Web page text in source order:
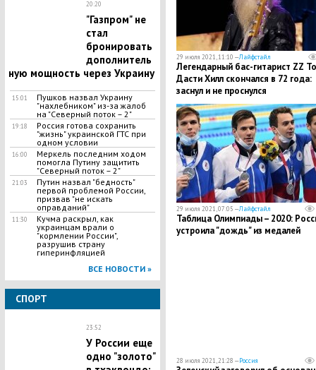
20:20
"Газпром" не
стал
бронировать
дополнитель
ную мощность через Украину
15:01
Пушков назвал Украину
"нахлебником" из-за жалоб
на "Северный поток – 2"
19:18
Россия готова сохранить
"жизнь" украинской ГТС при
одном условии
16:00
Меркель последним ходом
помогла Путину защитить
"Северный поток – 2"
21:03
Путин назвал "бедность"
первой проблемой России,
призвав "не искать
оправданий"
11:30
Кучма раскрыл, как
украинцам врали о
"кормлении России",
разрушив страну
гиперинфляцией
ВСЕ НОВОСТИ »
СПОРТ
23:52
У России еще
одно "золото"
29 июля 2021, 11:10 —Лайфстайл
Легендарный бас-гитарист ZZ
Дасти Хилл скончался в 72 года:
заснул и не проснулся
29 июля 2021, 07:05 —Лайфстайл
Таблица Олимпиады – 2020:
устроила "дождь" из медалей
28 июля 2021, 21:28 —Россия